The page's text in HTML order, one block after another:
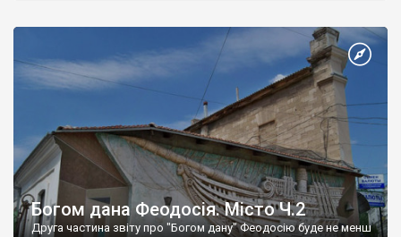
Богом дана Феодосія. Місто Ч.2
Друга частина звіту про "Богом дану" Феодосію буде не менш